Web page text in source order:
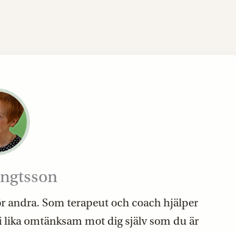
andra. Som terapeut och coach hjälper
omtänksam mot dig själv som du är